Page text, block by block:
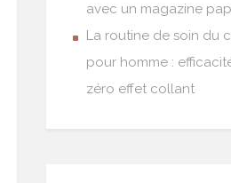
avec un magazine
La routine de soin du
pour homme :
zéro effet collant